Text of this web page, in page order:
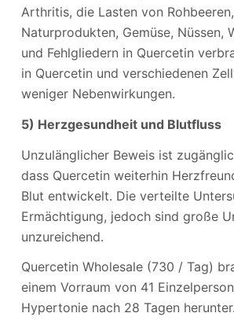
Arthritis, die Lasten von Rohbeeren,
Naturprodukten, Gemüse, Nüssen,
und Fehlgliedern in Quercetin
in Quercetin und verschiedenen
weniger Nebenwirkungen.
5) Herzgesundheit und Blutfluss
Unzulänglicher Beweis ist
dass Quercetin weiterhin
Blut entwickelt. Die verteilte
Ermächtigung, jedoch sind große
unzureichend.
Quercetin Wholesale (730 / Tag)
einem Vorraum von 41
Hypertonie nach 28 Tagen herunter.